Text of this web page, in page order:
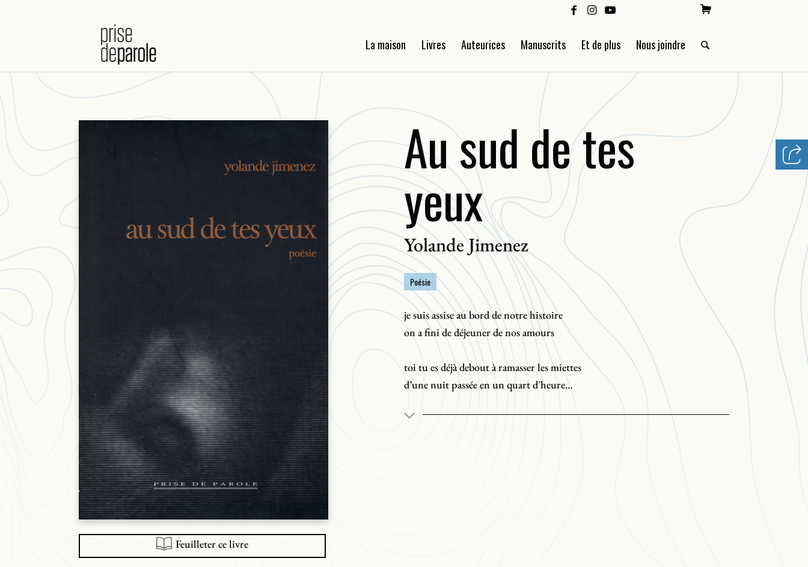
La maison Livres Auteurices Manuscrits Et de plus Nous joindre
Feuilleter ce livre
Au sud de tes
yeux
Yolande Jimenez
Poésie
je suis assise au bord de notre histoire
on a fini de déjeuner de nos amours
toi tu es déjà debout à ramasser les miettes
d’une nuit passée en un quart d'heure
si seulement j’avais eu le temps de finir mon café